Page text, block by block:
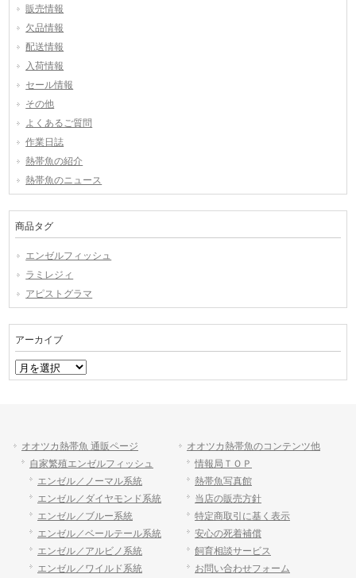
販売情報
欠品情報
配送情報
入荷情報
セール情報
その他
よくあるご質問
作業日誌
熱帯魚の紹介
熱帯魚のニュース
商品タグ
エンゼルフィッシュ
ラミレジィ
アピストグラマ
アーカイブ
ア
ー
オオツカ熱帯魚 通販ページ
自家繁殖エンゼルフィッシュ
エンゼル／ノーマル系統
エンゼル／ダイヤモンド系統
エンゼル／ブルー系統
エンゼル／ベールテール系統
エンゼル／アルビノ系統
エンゼル／ワイルド系統
オオツカ熱帯魚のコンテンツ他
情報局ＴＯＰ
熱帯魚写真館
当店の販売方針
特定商取引に基く表示
安心の死着補償
飼育相談サービス
お問い合わせフォーム